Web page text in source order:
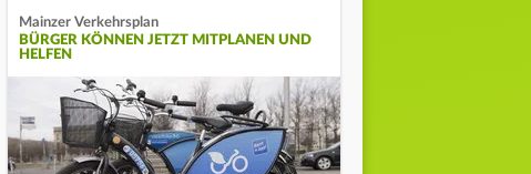
Mainzer Verkehrsplan
BÜRGER KÖNNEN JETZT MITPLANEN UND
HELFEN